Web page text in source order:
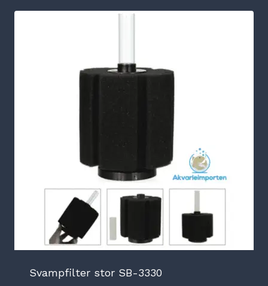
Svampfilter stor SB-3330